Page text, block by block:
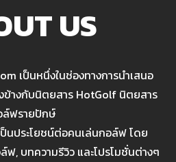
US
เป็นหนึ่งในช่องทางการนำเสนอ
ข้างกับนิตยสาร HotGolf นิตยสาร
ฟรายปักษ์
นประโยชน์ต่อคนเล่นกอล์ฟ โดย
ฟ, บทความรีวิว และโปรโมชั่นต่างๆ